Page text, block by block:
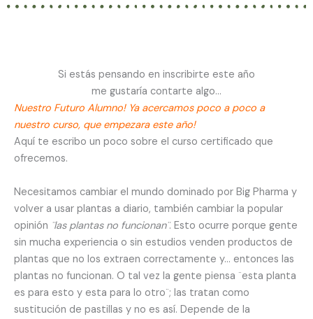
Si estás pensando en inscribirte este año
me gustaría contarte algo…
Nuestro Futuro Alumno! Ya acercamos poco a poco a
nuestro curso, que empezara este año!
Aquí te escribo un poco sobre el curso certificado que
ofrecemos.
Necesitamos cambiar el mundo dominado por Big Pharma y
volver a usar plantas a diario, también cambiar la popular
opinión ¨las plantas no funcionan¨. Esto ocurre porque gente
sin mucha experiencia o sin estudios venden productos de
plantas que no los extraen correctamente y… entonces las
plantas no funcionan. O tal vez la gente piensa ¨esta planta
es para esto y esta para lo otro¨; las tratan como
sustitución de pastillas y no es así. Depende de la